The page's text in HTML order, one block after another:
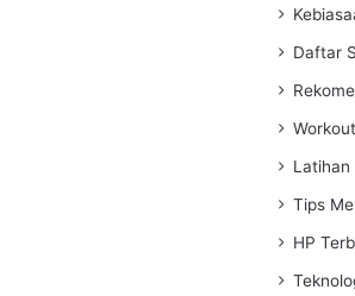
Daftar
Latihan
Tips
HP